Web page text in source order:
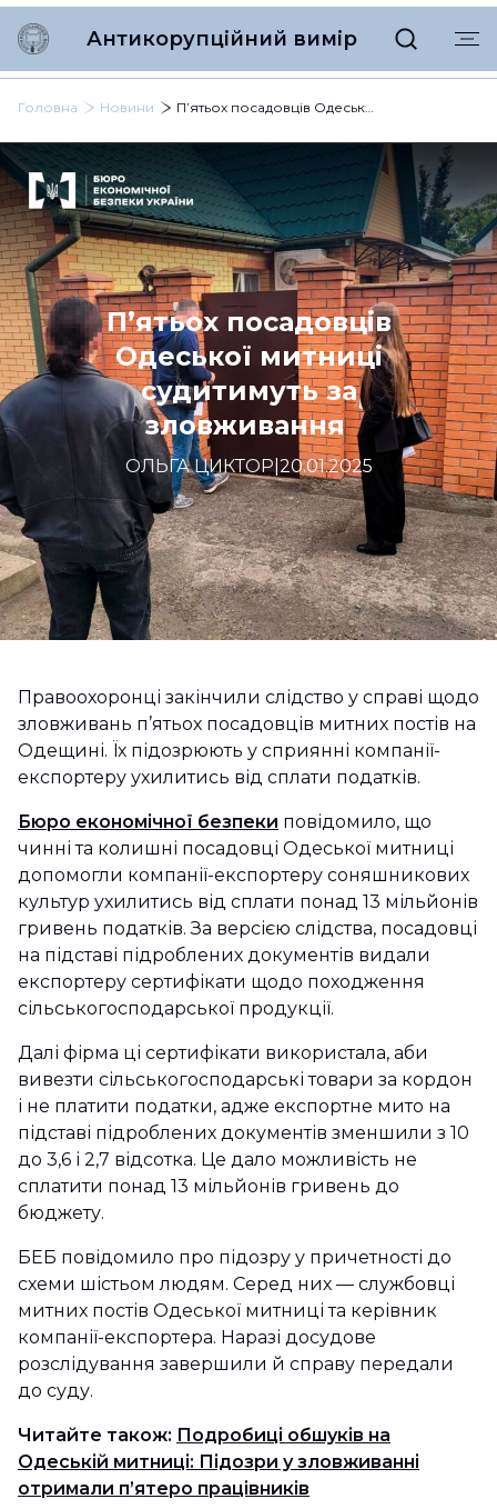
Антикорупційний вимір
Головна Новини П’ятьох посадовців Одеської митниці судитимуть за зловживання
П’ятьох посадовців
Одеської митниці
судитимуть за
зловживання
ОЛЬГА ЦИКТОР 20.01.2025
Правоохоронці закінчили слідство у справі щодо
зловживань п’ятьох посадовців митних постів на
Одещині. Їх підозрюють у сприянні компанії-
експортеру ухилитись від сплати податків.
Бюро економічної безпеки повідомило, що
чинні та колишні посадовці Одеської митниці
допомогли компанії-експортеру соняшникових
культур ухилитись від сплати понад 13 мільйонів
гривень податків. За версією слідства, посадовці
на підставі підроблених документів видали
експортеру сертифікати щодо походження
сільськогосподарської продукції.
Далі фірма ці сертифікати використала, аби
вивезти сільськогосподарські товари за кордон
і не платити податки, адже експортне мито на
підставі підроблених документів зменшили з 10
до 3,6 і 2,7 відсотка. Це дало можливість не
сплатити понад 13 мільйонів гривень до
бюджету.
БЕБ повідомило про підозру у причетності до
схеми шістьом людям. Серед них — службовці
митних постів Одеської митниці та керівник
компанії-експортера. Наразі досудове
розслідування завершили й справу передали
до суду.
Читайте також: Подробиці обшуків на
Одеській митниці: Підозри у зловживанні
отримали п’ятеро працівників